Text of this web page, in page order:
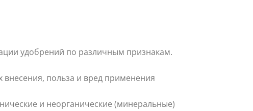
удобрений по различным признакам.
и неорганические (минеральные)